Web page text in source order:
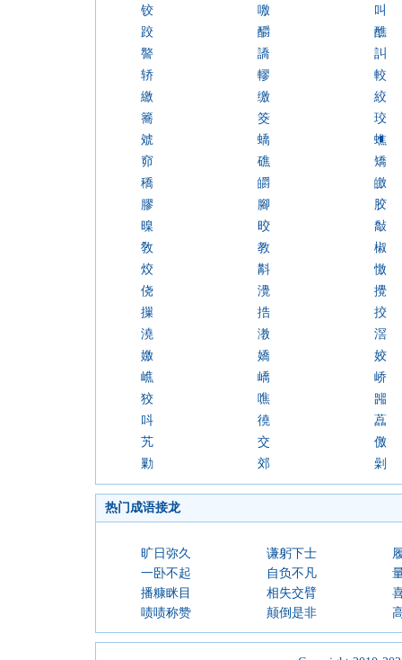
铰
噭
叫
跤
釂
醮
譥
譑
訆
轿
轇
較
繳
缴
絞
簥
筊
珓
虠
蟜
蟭
窌
礁
矯
穚
皭
皦
膠
腳
胶
暞
晈
敽
敎
教
椒
烄
斠
憿
侥
灚
攪
摷
捁
挍
澆
漖
滘
嬓
嬌
姣
嶕
嶠
峤
狡
噍
嘂
呌
徺
藠
艽
交
儌
勦
郊 劋
热门成语接龙
旷日弥久 谦躬下士
一卧不起
自负不凡
播糠眯目
相失交臂
啧啧称赞
颠倒是非